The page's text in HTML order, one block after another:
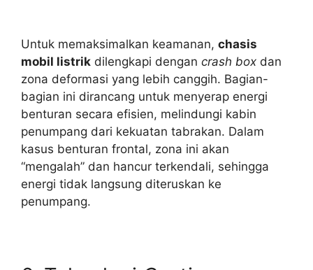
Untuk memaksimalkan keamanan, chasis
mobil listrik dilengkapi dengan crash box dan
zona deformasi yang lebih canggih. Bagian-
bagian ini dirancang untuk menyerap energi
benturan secara efisien, melindungi kabin
penumpang dari kekuatan tabrakan. Dalam
kasus benturan frontal, zona ini akan
“mengalah” dan hancur terkendali, sehingga
energi tidak langsung diteruskan ke
penumpang.